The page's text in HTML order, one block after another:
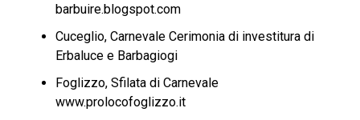
barbuire.blogspot.com
Cuceglio, Carnevale Cerimonia di investitura di
Erbaluce e Barbagiogi
Foglizzo, Sfilata di Carnevale
www.prolocofoglizzo.it